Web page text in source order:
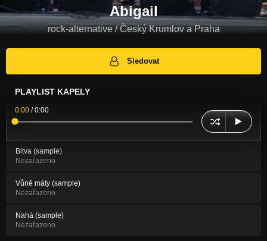
Abigail
rock-alternative / Český Krumlov a Praha
Sledovat
PLAYLIST KAPELY
0:00 /0:00
Bitva (sample)
Nezařazeno
Vůně máty (sample)
Nezařazeno
Nahá (sample)
Nezařazeno